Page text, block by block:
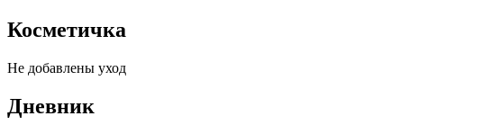
Косметичка
Не добавлены уход
Дневник